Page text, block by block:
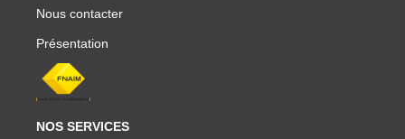
Nous contacter
Présentation
NOS SERVICES